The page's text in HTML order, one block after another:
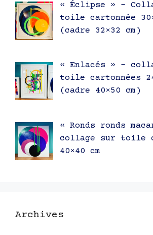
« Éclipse » –
toile cartonnée
(cadre 32×32 cm)
« Enlacés » –
toile cartonnées
(cadre 40×50 cm)
« Ronds ronds
collage sur toile
40×40 cm
Archives